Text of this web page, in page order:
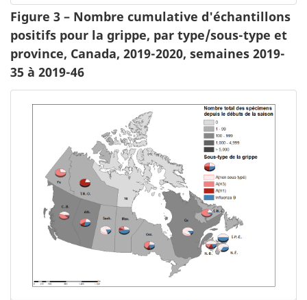
Figure 3 – Nombre cumulative d'échantillons
positifs pour la grippe, par type/sous-type et
province, Canada, 2019-2020, semaines 2019-
35 à 2019-46